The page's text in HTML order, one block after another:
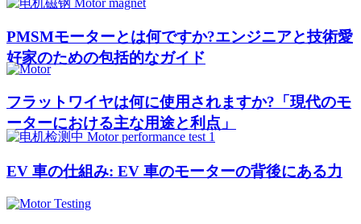
PMSMモーターとは何ですか?エンジニアと技術愛
好家のための包括的なガイド
フラットワイヤは何に使用されますか?「現代のモ
ーターにおける主な用途と利点」
EV 車の仕組み: EV 車のモーターの背後にある力